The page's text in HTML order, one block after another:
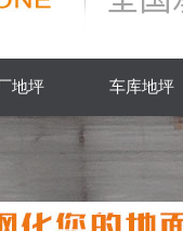
地坪 车库地坪